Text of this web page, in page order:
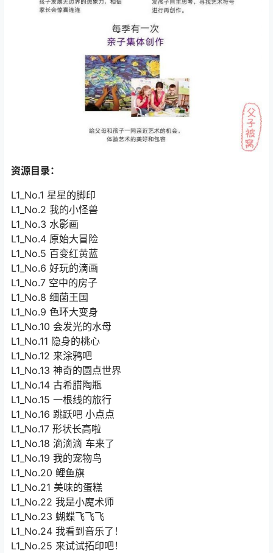
资源目录：
L1_No.1 星星的脚印
L1_No.2 我的小怪兽
L1_No.3 水影画
L1_No.4 原始大冒险
L1_No.5 百变红黄蓝
L1_No.6 好玩的滴画
L1_No.7 空中的房子
L1_No.8 细菌王国
L1_No.9 色环大变身
L1_No.10 会发光的水母
L1_No.11 隐身的桃心
L1_No.12 来涂鸦吧
L1_No.13 神奇的圆点世界
L1_No.14 古希腊陶瓶
L1_No.15 一根线的旅行
L1_No.16 跳跃吧 小点点
L1_No.17 形状长高啦
L1_No.18 滴滴滴 车来了
L1_No.19 我的宠物鸟
L1_No.20 鲤鱼旗
L1_No.21 美味的蛋糕
L1_No.22 我是小魔术师
L1_No.23 蝴蝶飞飞飞
L1_No.24 我看到音乐了！
L1_No.25 来试试拓印吧！